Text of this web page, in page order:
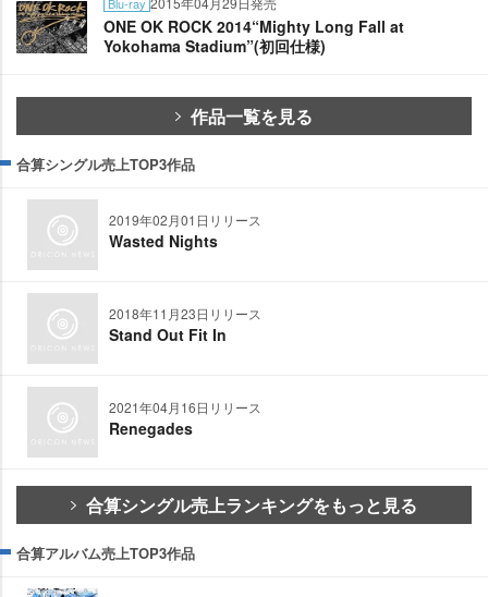
ONE OK ROCK 2014“Mighty Long Fall at
Yokohama Stadium”(初回仕様)
作品一覧を見る
合算シングル売上TOP3作品
2019年02月01日リリース
Wasted Nights
2018年11月23日リリース
Stand Out Fit In
2021年04月16日リリース
Renegades
合算シングル売上ランキングをもっと見る
合算アルバム売上TOP3作品